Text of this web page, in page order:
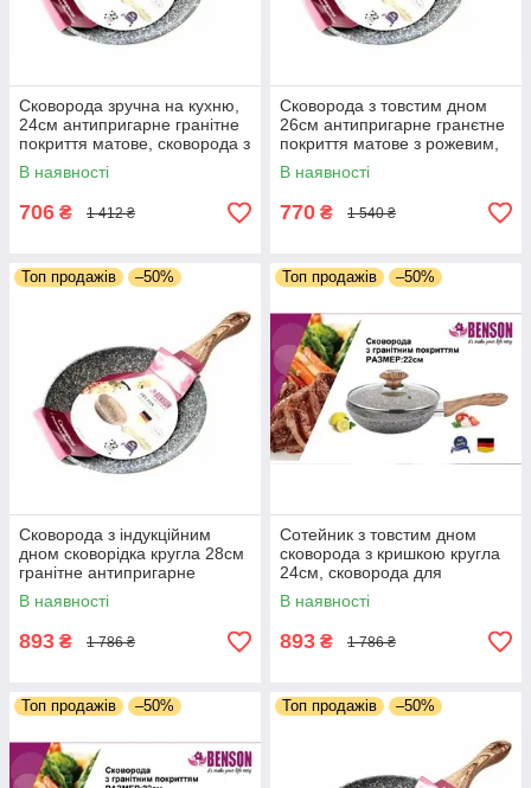
Сковорода зручна на кухню,
24см антипригарне гранітне
покриття матове, сковорода з
бакелітовою ручкою
В наявності
706 ₴ 1 412 ₴
Сковорода з товстим дном
26см антипригарне гранєтне
покриття матове з рожевим,
сковорода для приготування
В наявності
770 ₴ 1 540 ₴
Топ продажів –50%
Сковорода з індукційним
дном сковорідка кругла 28см
гранітне антипригарне
покриття, кухонний сотейник
В наявності
893 ₴ 1 786 ₴
Топ продажів –50%
Сотейник з товстим дном
сковорода з кришкою кругла
24см, сковорода для
приготування
антипригарного покриття
В наявності
893 ₴ 1 786 ₴
Топ продажів –50% Топ продажів –50%